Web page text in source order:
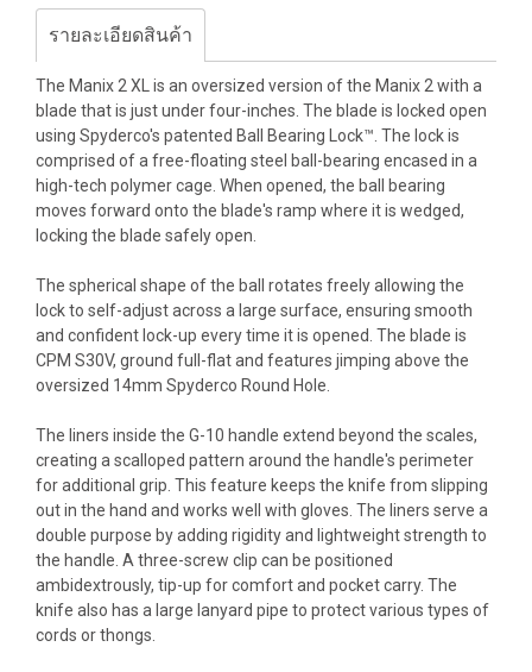
รายละเอียดสินค้า
The Manix 2 XL is an oversized version of the Manix 2 with a
blade that is just under four-inches. The blade is locked open
using Spyderco's patented Ball Bearing Lock™. The lock is
comprised of a free-floating steel ball-bearing encased in a
high-tech polymer cage. When opened, the ball bearing
moves forward onto the blade's ramp where it is wedged,
locking the blade safely open.
The spherical shape of the ball rotates freely allowing the
lock to self-adjust across a large surface, ensuring smooth
and confident lock-up every time it is opened. The blade is
CPM S30V, ground full-flat and features jimping above the
oversized 14mm Spyderco Round Hole.
The liners inside the G-10 handle extend beyond the scales,
creating a scalloped pattern around the handle's perimeter
for additional grip. This feature keeps the knife from slipping
out in the hand and works well with gloves. The liners serve a
double purpose by adding rigidity and lightweight strength to
the handle. A three-screw clip can be positioned
ambidextrously, tip-up for comfort and pocket carry. The
knife also has a large lanyard pipe to protect various types of
cords or thongs.